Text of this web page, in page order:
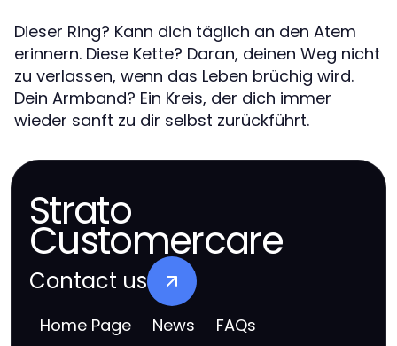
Dieser Ring? Kann dich täglich an den Atem
erinnern. Diese Kette? Daran, deinen Weg nicht
zu verlassen, wenn das Leben brüchig wird.
Dein Armband? Ein Kreis, der dich immer
wieder sanft zu dir selbst zurückführt.
Strato
Customercare
Contact us
Home Page News FAQs